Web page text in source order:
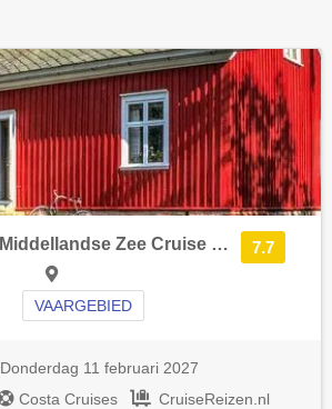
7.7
9 daagse West-Middellandse Zee Cruise met de Costa Smeralda vanuit Civitavecchia (Rome) langs Italië, Frankrijk en Spanje
VAARGEBIED
Donderdag 11 februari 2027
Costa Cruises
CruiseReizen.nl